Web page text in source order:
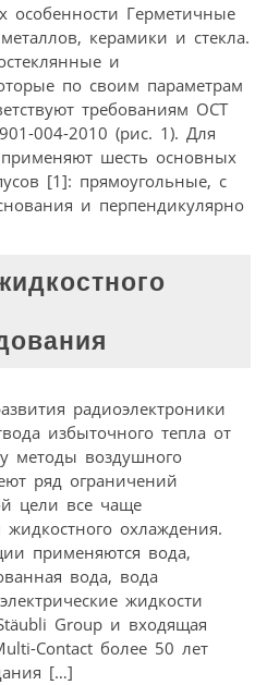
особенности Герметичные
керамики и стекла.
и
по своим параметрам
требованиям ОСT
004-2010 (рис. 1). Для
шесть основных
[1]: прямоугольные, с
и перпендикулярно
радиоэлектроники
избыточного тепла от
методы воздушного
ряд ограничений
цели все чаще
жидкостного охлаждения.
применяются вода,
вода, вода
жидкости
Group и входящая
Contact более 50 лет
[…]